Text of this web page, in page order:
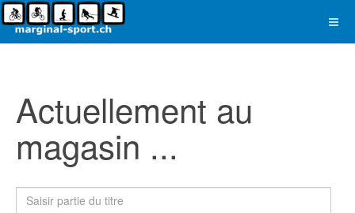
Actuellement au
magasin ...
Saisir partie du titre